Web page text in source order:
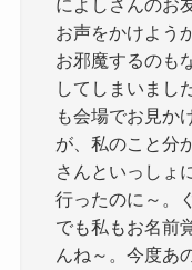
によしさんのお
お声をかけよう
お邪魔するのも
してしまいまし
も会場でお見か
が、私のこと分
さんといっしょ
行ったのに～。
でも私もお名前
んね～。今度あ